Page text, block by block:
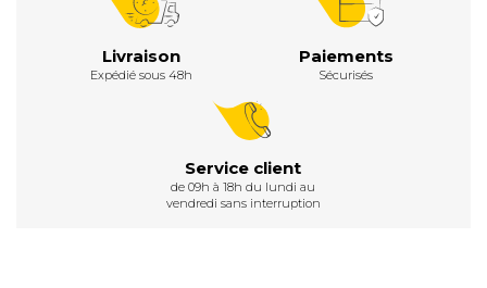
Livraison
Expédié sous 48h
Paiements
Sécurisés
Service client
de 09h à 18h du lundi au
vendredi sans interruption